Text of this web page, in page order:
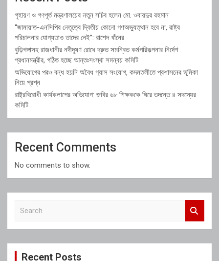
গৃহায়ণ ও গণপূর্ত মন্ত্রণালয়ের নতুন সচিব হলেন মো. ওবায়দুর রহমান
“জামায়াত-এনসিপির নেতৃত্বে দ্বিতীয় কোনো গণঅভ্যুত্থান হবে না, রাষ্ট্র
পরিচালনার যোগ্যতাও তাদের নেই”: রাশেদ খাঁনের
বুড়িগঙ্গাসহ রাজধানীর নদীদূষণ রোধে দ্রুত সমন্বিত কর্মপরিকল্পনার নির্দেশ
প্রধানমন্ত্রীর, গঠিত হচ্ছে আন্তঃসংস্থা সমন্বয় কমিটি
অভিযোগের পরও বন্ধ হয়নি অবৈধ গ্যাস সংযোগ, কদমতলীতে প্রশাসনের ভূমিকা
নিয়ে প্রশ্ন
রাষ্ট্রবিরোধী কার্যকলাপের অভিযোগ: জবির ৬৮ শিক্ষককে ঘিরে তদন্তে ৪ সদস্যের
কমিটি
Recent Comments
No comments to show.
c
Recent Posts